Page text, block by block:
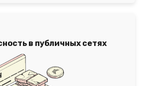
в публичных сетях